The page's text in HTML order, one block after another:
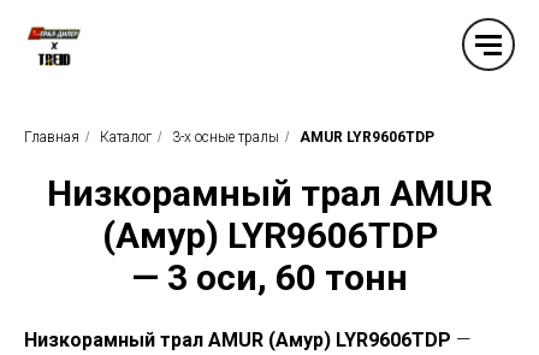
Главная / Каталог / 3-x осные тралы / AMUR LYR9606TDP
Низкорамный трал AMUR
(Амур) LYR9606TDP
— 3 оси, 60 тонн
Низкорамный трал AMUR (Амур) LYR9606TDP —